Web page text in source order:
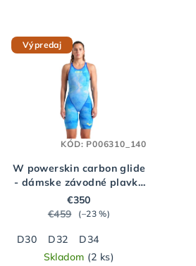
Výpredaj
W powerskin carbon glide
- dámske závodné plavky
ARENA ob le tie-dye
€350
€459
(–23 %)
D30 D32
D34
Skladom (2 ks)
KÓD: P006310_140